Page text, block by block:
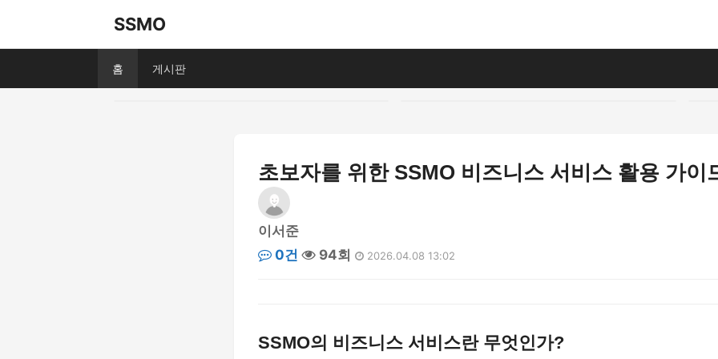
SSMO
홈 게시판
초보자를 위한 SSMO 비즈니스 서비스 활용 가이
이서준
0건
94회 2026.04.08 13:02
SSMO의 비즈니스 서비스란 무엇인가?